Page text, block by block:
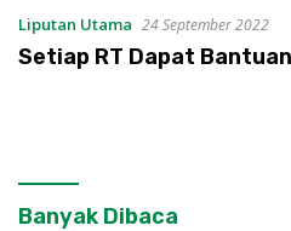
Liputan Utama 24 September 2022
Setiap RT Dapat
Banyak Dibaca